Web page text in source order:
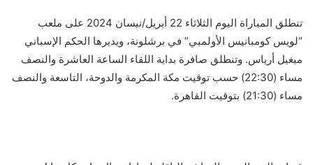
تنطلق المباراة اليوم الثلاثاء 22 أبريل/نيسان 2024 على ملعب
“لويس كومبانيس الأولمبي” في برشلونة، ويديرها الحكم الإسباني
ميغيل أرياس. وتنطلق صافرة بداية اللقاء الساعة العاشرة والنصف
مساء (22:30) حسب توقيت مكة المكرمة والدوحة، التاسعة والنصف
مساء (21:30) بتوقيت القاهرة.